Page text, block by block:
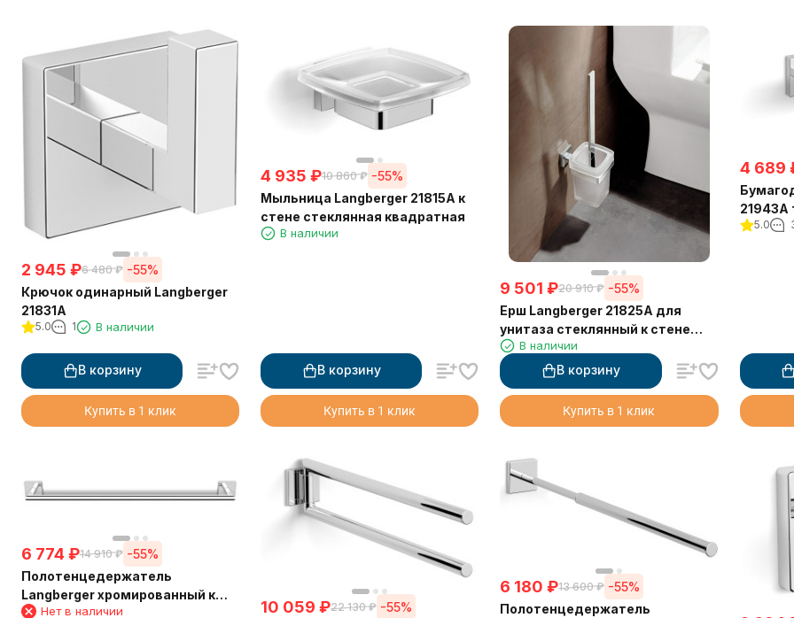
2 945 ₽6 480 ₽ -55%
Крючок одинарный Langberger
21831A
5.0 1 В наличии
В корзину
Купить в 1 клик
4 935 ₽10 860 ₽ -55%
Мыльница Langberger 21815A к
стене стеклянная квадратная
В наличии
В корзину
Купить в 1 клик
9 501 ₽20 910 ₽ -55%
Ерш Langberger 21825A для
унитаза стеклянный к стене
квадратный
В наличии
В корзину
Купить в 1 клик
4 689
21943A
крышки
5.0
6 774 ₽14 910 ₽ -55%
Полотенцедержатель
Langberger хромированный к
стене одинарный 65 см 11801A
Нет в наличии 10 059 ₽22 130 ₽ -55%
6 180 ₽13 600 ₽ -55%
Полотенцедержатель